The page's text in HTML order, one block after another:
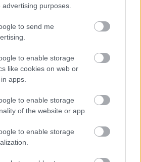
purposes.
to send me
to enable storage
like cookies on web or
apps.
to enable storage
of the website or app.
to enable storage
kihozott egy
lemezt
rapper előző albuma, a
megjelenése óta, máris itt a
tegnap, a semmiből